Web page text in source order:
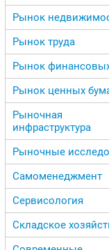
Рынок
Рынок труда
Рынок
Рынок ценных
Рыночная
инфраструктура
Рыночные
Самоменеджмент
Сервисология
Складское